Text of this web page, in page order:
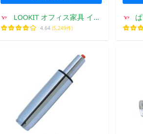
LOOKIT オフィス家具 イン
テリア
4.64(5,249件)